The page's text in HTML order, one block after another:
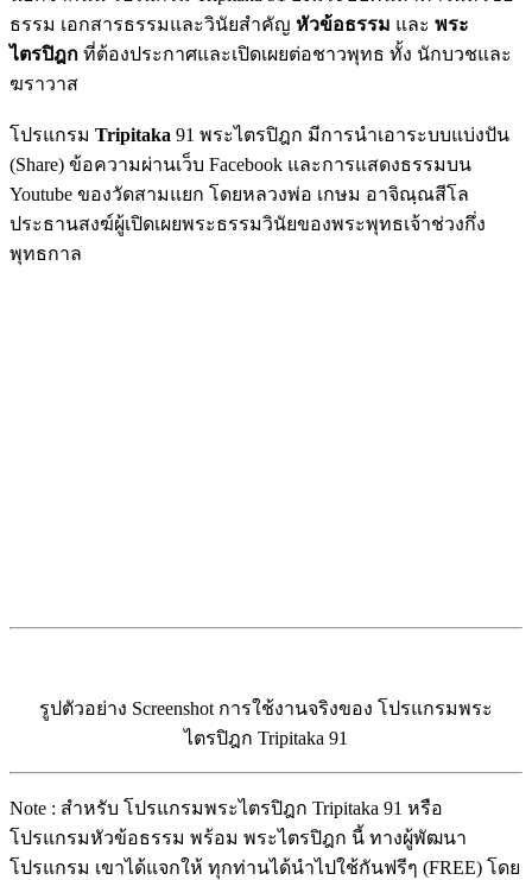
ธรรม เอกสารธรรมและวินัยสำคัญ หัวข้อธรรม และ พระ
ไตรปิฎก ที่ต้องประกาศและเปิดเผยต่อชาวพุทธ ทั้ง นักบวชและ
ฆราวาส
โปรแกรม Tripitaka 91 พระไตรปิฎก มีการนำเอาระบบแบ่งปัน
(Share) ข้อความผ่านเว็บ Facebook และการแสดงธรรมบน
Youtube ของวัดสามแยก โดยหลวงพ่อ เกษม อาจิณฺณสีโล
ประธานสงฆ์ผู้เปิดเผยพระธรรมวินัยของพระพุทธเจ้าช่วงกึ่ง
พุทธกาล
รูปตัวอย่าง Screenshot การใช้งานจริงของ โปรแกรมพระ
ไตรปิฎก Tripitaka 91
Note : สำหรับ โปรแกรมพระไตรปิฎก Tripitaka 91 หรือ
โปรแกรมหัวข้อธรรม พร้อม พระไตรปิฎก นี้ ทางผู้พัฒนา
โปรแกรม เขาได้แจกให้ ทุกท่านได้นำไปใช้กันฟรีๆ (FREE) โดย